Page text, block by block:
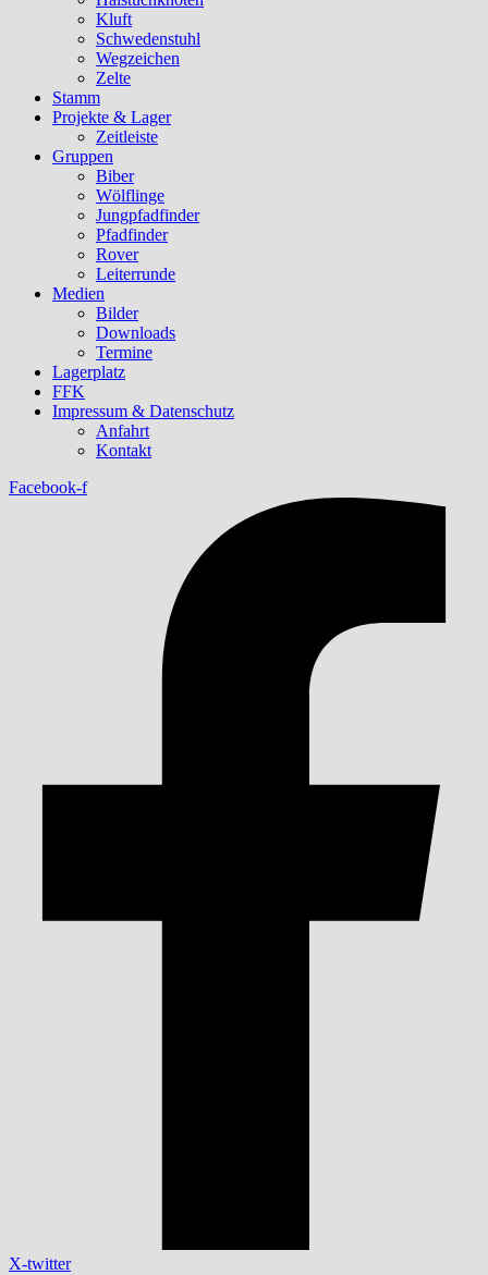
Kluft
Schwedenstuhl
Wegzeichen
Zelte
Stamm
Projekte & Lager
Zeitleiste
Gruppen
Biber
Wölflinge
Jungpfadfinder
Pfadfinder
Rover
Leiterrunde
Medien
Bilder
Downloads
Termine
Lagerplatz
FFK
Impressum & Datenschutz
Anfahrt
Kontakt
Facebook-f
X-twitter